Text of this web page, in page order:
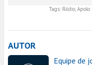
Tags: Rádio,
AUTOR
Equipe de